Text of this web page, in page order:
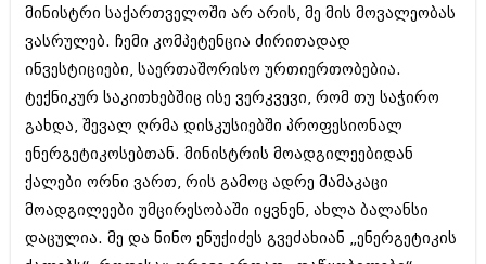
მარტი 2015 (365)
თებერვალი 2015 (286)
იანვარი 2015 (247)
დეკემბერი 2014 (342)
ნოემბერი 2014 (290)
ოქტომბერი 2014 (292)
სექტემბერი 2014 (394)
აგვისტო 2014 (248)
ივლისი 2014 (313)
ივნისი 2014 (366)
აპრილი 2014 (290)
მინისტრი საქართველოში არ არის, მე მის მოვალეობას
ვასრულებ. ჩემი კომპეტენცია ძირითადად
ინვესტიციები, საერთაშორისო ურთიერთობებია.
ტექნიკურ საკითხებშიც ისე ვერკვევი, რომ თუ საჭირო
გახდა, შევალ ღრმა დისკუსიებში პროფესიონალ
ენერგეტიკოსებთან. მინისტრის მოადგილეებიდან
ქალები ორნი ვართ, რის გამოც ადრე მამაკაცი
მოადგილეები უმცირესობაში იყვნენ, ახლა ბალანსი
დაცულია. მე და ნინო ენუქიძეს გვეძახიან „ენერგეტიკის